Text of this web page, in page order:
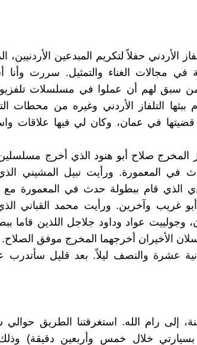
حفلاً لتكريم المبدعين الأردنيين،
في مجالات الغناء والتمثيل. سررت وأنا
سبق لهم أن عملوا في مسلسلات
ببثها التلفاز الأردني وغيره من محطات
في عمان، وكان لي فيها علاقات
المخرج صلاح أبو هنود الذي أخرج
في المعمورة. ورأيت نبيل المشيني
الذي قام ببطولة حدث في المعمورة مع
غريب وآخرين. ورأيت محمد القباني
وجولييت عواد وداود جلاجل اللذين قاما
الأخيران أخرجهما المخرج موفق الصلاح.
عشرة والنصف ليلاً. بعد قليل سأتدرب
إلى رام الله. استغرقتنا الطريق
بسيارتي خلال خمس وأربعين دقيقة)